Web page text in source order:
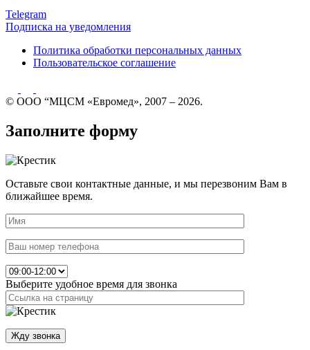
Telegram
Подписка на уведомления
Политика обработки персональных данных
Пользовательское соглашение
© ООО “МЦСМ «Евромед», 2007 – 2026.
Заполните форму
Оставьте свои контактные данные, и мы перезвоним Вам в
ближайшее время.
Выберите удобное время для звонка